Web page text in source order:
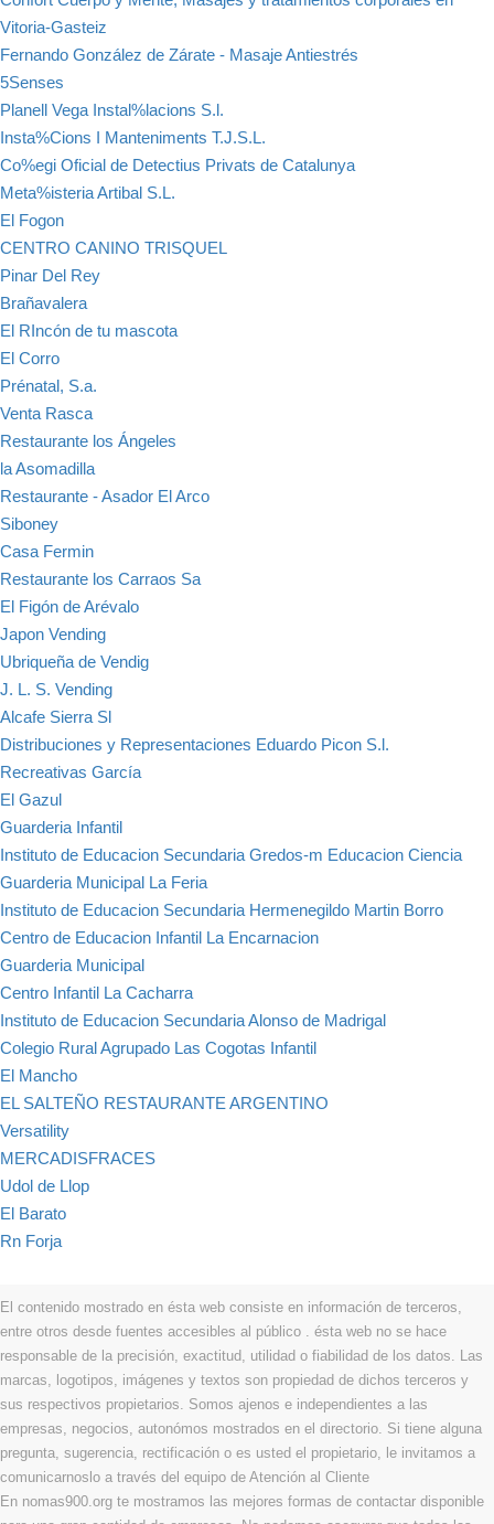
Vitoria-Gasteiz
Fernando González de Zárate - Masaje Antiestrés
5Senses
Planell Vega Instal%lacions S.l.
Insta%Cions I Manteniments T.J.S.L.
Co%egi Oficial de Detectius Privats de Catalunya
Meta%isteria Artibal S.L.
El Fogon
CENTRO CANINO TRISQUEL
Pinar Del Rey
Brañavalera
El RIncón de tu mascota
El Corro
Prénatal, S.a.
Venta Rasca
Restaurante los Ángeles
la Asomadilla
Restaurante - Asador El Arco
Siboney
Casa Fermin
Restaurante los Carraos Sa
El Figón de Arévalo
Japon Vending
Ubriqueña de Vendig
J. L. S. Vending
Alcafe Sierra Sl
Distribuciones y Representaciones Eduardo Picon S.l.
Recreativas García
El Gazul
Guarderia Infantil
Instituto de Educacion Secundaria Gredos-m Educacion Ciencia
Guarderia Municipal La Feria
Instituto de Educacion Secundaria Hermenegildo Martin Borro
Centro de Educacion Infantil La Encarnacion
Guarderia Municipal
Centro Infantil La Cacharra
Instituto de Educacion Secundaria Alonso de Madrigal
Colegio Rural Agrupado Las Cogotas Infantil
El Mancho
EL SALTEÑO RESTAURANTE ARGENTINO
Versatility
MERCADISFRACES
Udol de Llop
El Barato
Rn Forja
El contenido mostrado en ésta web consiste en información de terceros,
entre otros desde fuentes accesibles al público . ésta web no se hace
responsable de la precisión, exactitud, utilidad o fiabilidad de los datos. Las
marcas, logotipos, imágenes y textos son propiedad de dichos terceros y
sus respectivos propietarios. Somos ajenos e independientes a las
empresas, negocios, autonómos mostrados en el directorio. Si tiene alguna
pregunta, sugerencia, rectificación o es usted el propietario, le invitamos a
comunicarnoslo a través del equipo de Atención al Cliente
En nomas900.org te mostramos las mejores formas de contactar disponible